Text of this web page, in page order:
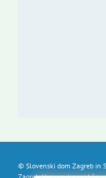
© Slovenski dom Zagreb in